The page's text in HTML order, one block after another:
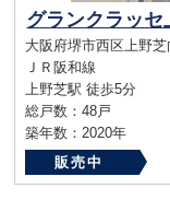
大阪府堺市西区上野
ＪＲ阪和線
上野芝駅 徒歩5分
総戸数：48戸
築年数：2020年
販売中